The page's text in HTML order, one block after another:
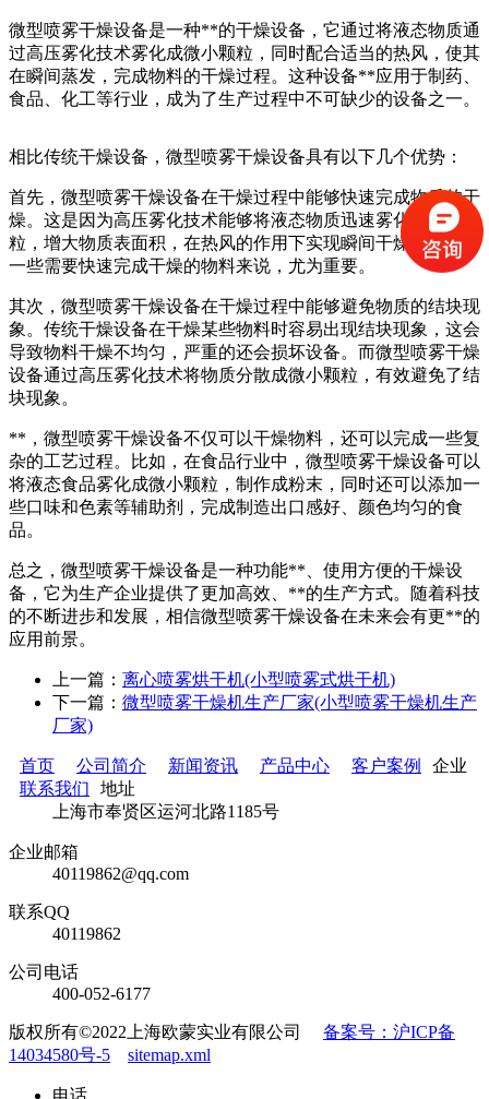
微型喷雾干燥设备是一种**的干燥设备，它通过将液态物质通
过高压雾化技术雾化成微小颗粒，同时配合适当的热风，使其
在瞬间蒸发，完成物料的干燥过程。这种设备**应用于制药、
食品、化工等行业，成为了生产过程中不可缺少的设备之一。
相比传统干燥设备，微型喷雾干燥设备具有以下几个优势：
首先，微型喷雾干燥设备在干燥过程中能够快速完成物质的干
燥。这是因为高压雾化技术能够将液态物质迅速雾化成微小颗
粒，增大物质表面积，在热风的作用下实现瞬间干燥。这对于
一些需要快速完成干燥的物料来说，尤为重要。
其次，微型喷雾干燥设备在干燥过程中能够避免物质的结块现
象。传统干燥设备在干燥某些物料时容易出现结块现象，这会
导致物料干燥不均匀，严重的还会损坏设备。而微型喷雾干燥
设备通过高压雾化技术将物质分散成微小颗粒，有效避免了结
块现象。
**，微型喷雾干燥设备不仅可以干燥物料，还可以完成一些复
杂的工艺过程。比如，在食品行业中，微型喷雾干燥设备可以
将液态食品雾化成微小颗粒，制作成粉末，同时还可以添加一
些口味和色素等辅助剂，完成制造出口感好、颜色均匀的食
品。
总之，微型喷雾干燥设备是一种功能**、使用方便的干燥设
备，它为生产企业提供了更加高效、**的生产方式。随着科技
的不断进步和发展，相信微型喷雾干燥设备在未来会有更**的
应用前景。
上一篇： 离心喷雾烘干机(小型喷雾式烘干机)
下一篇： 微型喷雾干燥机生产厂家(小型喷雾干燥机生产
厂家)
首页 公司简介 新闻资讯 产品中心
客户案例
联系我们
企业
地址
上海市奉贤区运河北路1185号
企业邮箱
40119862@qq.com
联系QQ
40119862
公司电话
400-052-6177
版权所有©2022上海欧蒙实业有限公司 备案号：沪ICP备
14034580号-5
sitemap.xml
电话